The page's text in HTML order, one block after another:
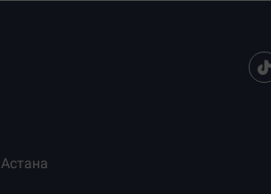
Астана